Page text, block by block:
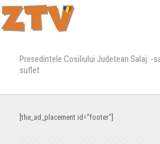
Presedintele Cosiliului Judetean Salaj: -
suflet
[the_ad_placement id="footer"]